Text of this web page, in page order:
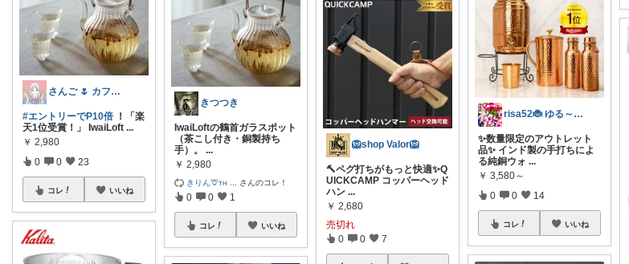
さんご 🌷 カフェ好きのおうち充実🌷
#エントリーでP10倍 ！「楽
天1位受賞！」 IwaiLoft ...
￥ 2,980
0 0 23
コレ いいね
きつつき
IwaiLoftの鶴首ガラスポット
（茶こし付き・銅製持ち
手）。
...
￥ 2,980
きりん🦒ᴛʜ さんのコレ！
0 0 1
コレ いいね
🦁shop Valor🦁
🔨ペグ打ちがもっと快適✨Q
UICKCAMP コッパーヘッド
ハン ...
￥ 2,680
売切れ
0 0 7
risa52🐞 ゆる～く無添加🌱
✨数量限定のアウトレット
品✨ ​インド製の手打ちによ
る純銅ウォ ...
￥ 3,580～
0 0 14
コレ いいね